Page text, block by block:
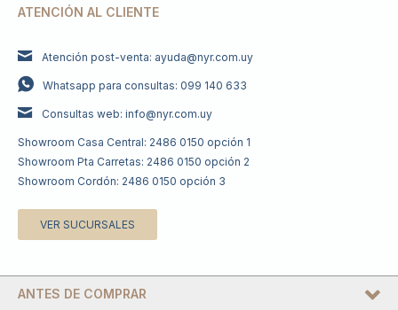
ATENCIÓN AL CLIENTE
Atención post-venta: ayuda@nyr.com.uy
Whatsapp para consultas: 099 140 633
Consultas web: info@nyr.com.uy
Showroom Casa Central: 2486 0150 opción 1
Showroom Pta Carretas: 2486 0150 opción 2
Showroom Cordón: 2486 0150 opción 3
VER SUCURSALES
ANTES DE COMPRAR